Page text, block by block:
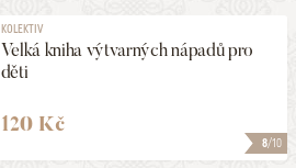
8/10
KOLEKTIV
Velká kniha výtvarných nápadů pro
děti
120 Kč